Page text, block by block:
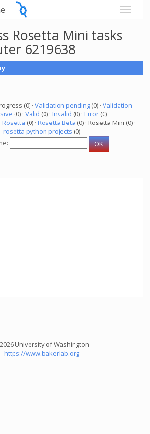
Rosetta Mini tasks
6219638
(0) · Validation pending (0) · Validation
(0) · Valid (0) · Invalid (0) · Error (0)
Rosetta (0) · Rosetta Beta (0) · Rosetta Mini (0) ·
rosetta python projects (0)
University of Washington
https://www.bakerlab.org